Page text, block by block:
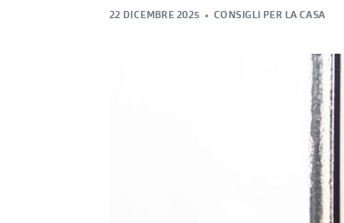
22 DICEMBRE 2025 CONSIGLI PER LA CASA